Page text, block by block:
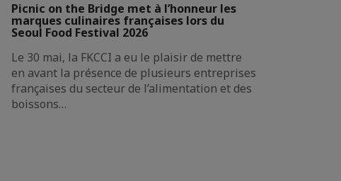
Picnic on the Bridge met à l’honneur les
marques culinaires françaises lors du
Seoul Food Festival 2026
Le 30 mai, la FKCCI a eu le plaisir de mettre
en avant la présence de plusieurs entreprises
françaises du secteur de l’alimentation et des
boissons…